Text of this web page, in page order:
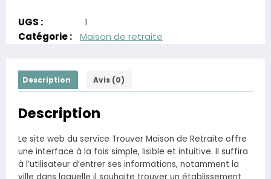
UGS :
1
Catégorie :
Maison de retraite
Description Avis (0)
Description
Le site web du service Trouver Maison de Retraite offre
une interface à la fois simple, lisible et intuitive. Il suffira
à l’utilisateur d’entrer ses informations, notamment la